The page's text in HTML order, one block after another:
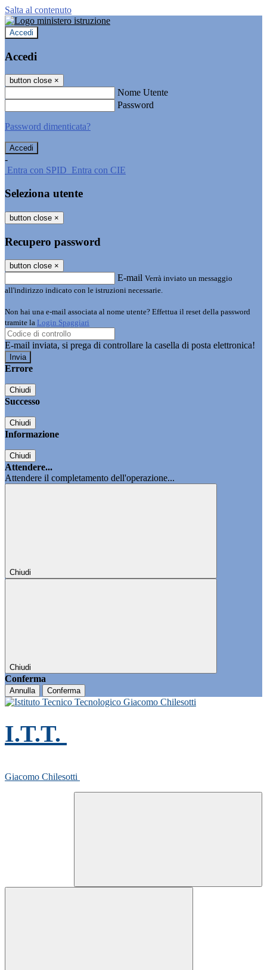
Salta al contenuto
Accedi
Accedi
button close ×
Nome Utente
Password
Password dimenticata?
-
Entra con SPID Entra con CIE
Seleziona utente
button close ×
Recupero password
button close ×
E-mail Verrà inviato un messaggio
all'indirizzo indicato con le istruzioni necessarie.
Non hai una e-mail associata al nome utente? Effettua il reset della password
tramite la Login Spaggiari
E-mail inviata, si prega di controllare la casella di posta elettronica!
Errore
Chiudi
Successo
Chiudi
Informazione
Chiudi
Attendere...
Attendere il completamento dell'operazione...
Chiudi
Chiudi
Conferma
Annulla Conferma
I.T.T.
Giacomo Chilesotti